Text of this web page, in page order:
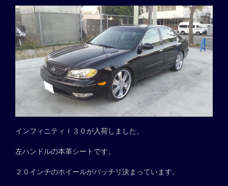
インフィニティＩ３０が入荷しました。
左ハンドルの本革シートです。
２０インチのホイールがバッチリ決まっています。